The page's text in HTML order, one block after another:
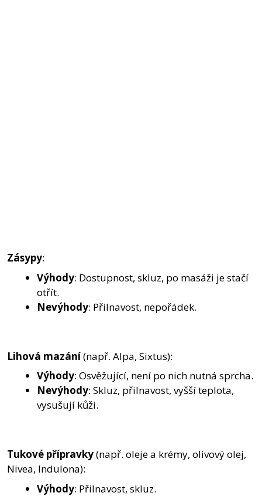
Zásypy:
Výhody: Dostupnost, skluz, po masáži je stačí
otřít.
Nevýhody: Přilnavost, nepořádek.
Lihová mazání(např. Alpa, Sixtus):
Výhody: Osvěžující, není po nich nutná sprcha.
Nevýhody: Skluz, přilnavost, vyšší teplota,
vysušují kůži.
Tukové přípravky(např. oleje a krémy, olivový olej,
Nivea, Indulona):
Výhody: Přilnavost, skluz.